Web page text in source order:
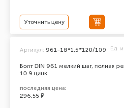
Уточнить цену
Болт DIN 961 мелкий шаг, полная
10.9 цинк
Артикул: 961-18*1,5*120/109 Ед.
последняя цена:
296.55 ₽